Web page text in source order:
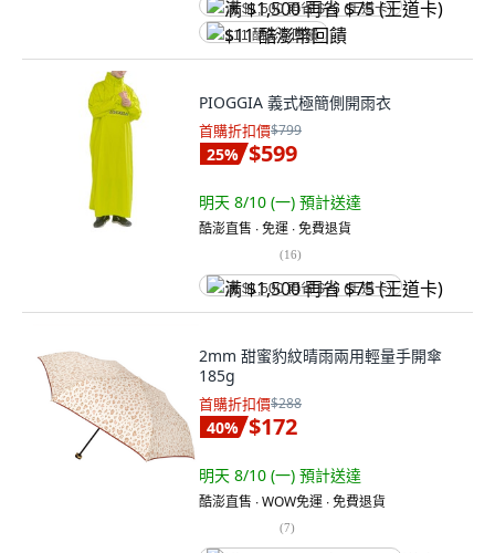
满 $1,500 再省 $75 (王道卡)
$11 酷澎幣回饋
PIOGGIA 義式極簡側開雨衣
首購折扣價$799
25% $599
明天 8/10 (一) 預計送達
酷澎直售 ∙ 免運 ∙ 免費退貨
(16)
满 $1,500 再省 $75 (王道卡)
2mm 甜蜜豹紋晴雨兩用輕量手開傘
185g
首購折扣價$288
40% $172
明天 8/10 (一) 預計送達
酷澎直售 ∙ WOW免運 ∙ 免費退貨
(7)